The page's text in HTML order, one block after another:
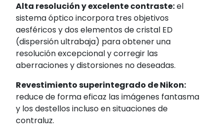
Alta resolución y excelente contraste:el
sistema óptico incorpora tres objetivos
aesféricos y dos elementos de cristal ED
(dispersión ultrabaja) para obtener una
resolución excepcional y corregir las
aberraciones y distorsiones no deseadas.
Revestimiento superintegrado de Nikon:
reduce de forma eficaz las imágenes fantasma
y los destellos incluso en situaciones de
contraluz.